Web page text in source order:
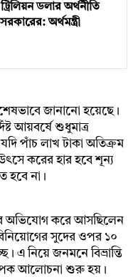
ডলার অর্থনীতি
অর্থমন্ত্রী
জানানো হয়েছে।
আয়বর্ষে শুধুমাত্র
পাঁচ লাখ টাকা অতিক্রম
করের হার হবে শূন্য
হবে না।
অভিযোগ করে আসছিলেন
সুদের ওপর ১০
এ নিয়ে জনমনে বিভ্রান্তি
আলোচনা শুরু হয়।